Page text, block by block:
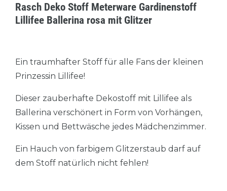
Rasch Deko Stoff Meterware Gardinenstoff
Lillifee Ballerina rosa mit Glitzer
Ein traumhafter Stoff für alle Fans der kleinen
Prinzessin Lillifee!
Dieser zauberhafte Dekostoff mit Lillifee als
Ballerina verschönert in Form von Vorhängen,
Kissen und Bettwäsche jedes Mädchenzimmer.
Ein Hauch von farbigem Glitzerstaub darf auf
dem Stoff natürlich nicht fehlen!